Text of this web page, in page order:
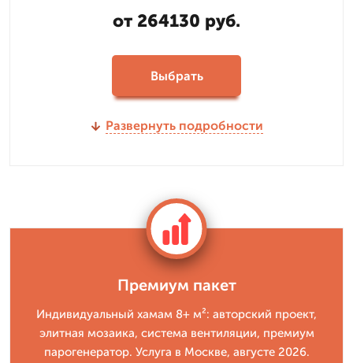
от 264130 руб.
Выбрать
Развернуть подробности
Премиум пакет
Индивидуальный хамам 8+ м²: авторский проект,
элитная мозаика, система вентиляции, премиум
парогенератор. Услуга в Москве, августе 2026.